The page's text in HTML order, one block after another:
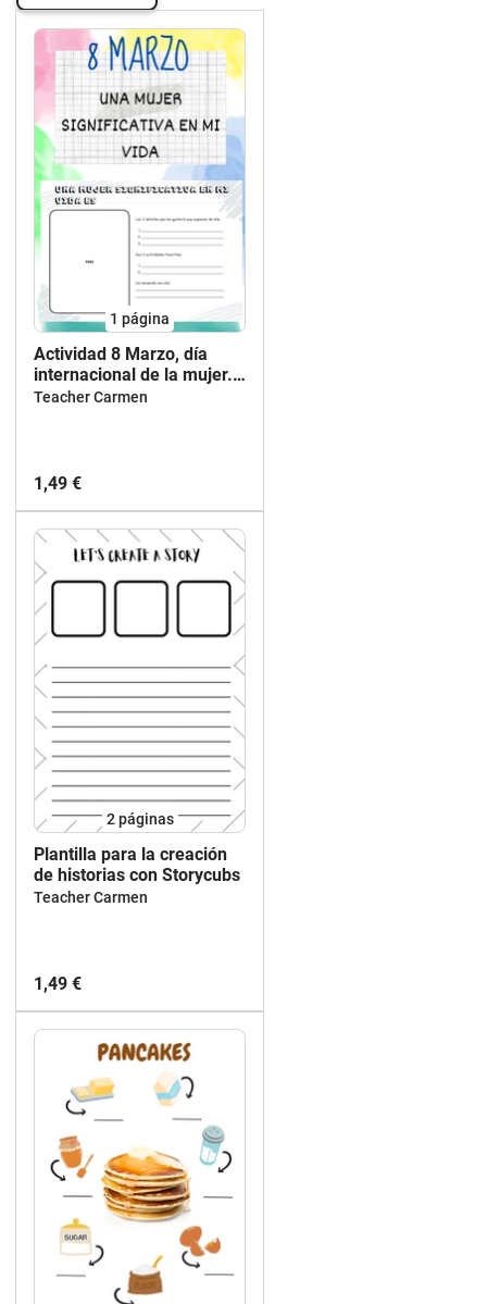
1 página
Actividad 8 Marzo, día
internacional de la mujer.
Mujeres importantes
Teacher Carmen
1,49 €
2páginas
Plantilla para la creación
de historias con Storycubs
Teacher Carmen
1,49 €